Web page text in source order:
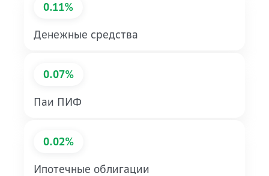
0.11%
Денежные средства
0.07%
Паи ПИФ
0.02%
Ипотечные облигации